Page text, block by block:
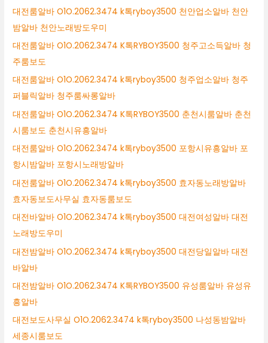
대전룸알바 O1O.2062.3474 k톡ryboy3500 천안업소알바 천안
밤알바 천안노래방도우미
대전룸알바 O1O.2062.3474 K톡RYBOY3500 청주고소득알바 청
주룸보도
대전룸알바 O1O.2062.3474 k톡ryboy3500 청주업소알바 청주
퍼블릭알바 청주룸싸롱알바
대전룸알바 O1O.2062.3474 K톡RYBOY3500 춘천시룸알바 춘천
시룸보도 춘천시유흥알바
대전룸알바 O1O.2062.3474 k톡ryboy3500 포항시유흥알바 포
항시밤알바 포항시노래방알바
대전룸알바 O1O.2062.3474 k톡ryboy3500 효자동노래방알바
효자동보도사무실 효자동룸보도
대전바알바 O1O.2062.3474 k톡ryboy3500 대전여성알바 대전
노래방도우미
대전밤알바 O1O.2062.3474 k톡ryboy3500 대전당일알바 대전
바알바
대전밤알바 O1O.2062.3474 K톡RYBOY3500 유성룸알바 유성유
흥알바
대전보도사무실 O1O.2062.3474 k톡ryboy3500 나성동밤알바
세종시룸보도